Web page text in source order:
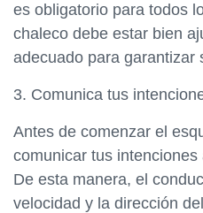
es obligatorio para todos
chaleco debe estar bien
adecuado para garantizar
3. Comunica tus
Antes de comenzar el
comunicar tus
De esta manera, el
velocidad y la dirección